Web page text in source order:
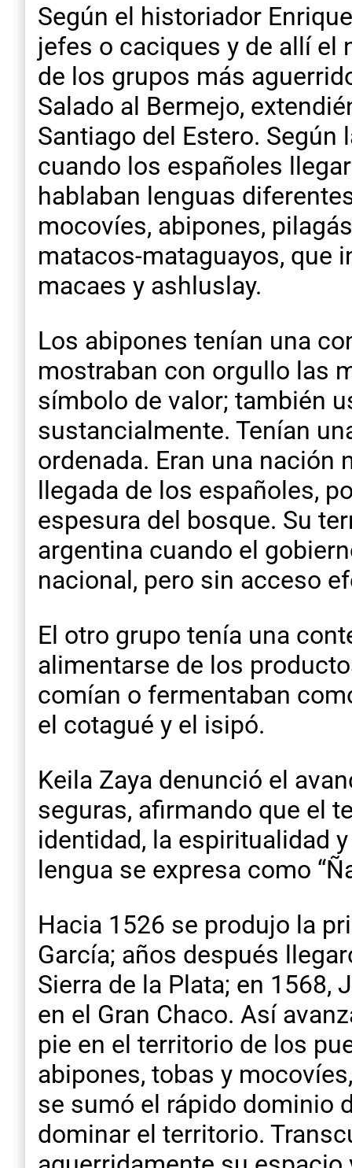
Según el historiador
jefes o caciques y de allí el
de los grupos más
Salado al Bermejo,
Santiago del Estero.
cuando los españoles
hablaban lenguas
mocovíes, abipones,
matacos-mataguayos, que
macaes y ashluslay.
Los abipones tenían una
mostraban con orgullo las
símbolo de valor; también
sustancialmente. Tenían
ordenada. Eran una nación
llegada de los españoles,
espesura del bosque. Su
argentina cuando el
nacional, pero sin acceso
El otro grupo tenía una
alimentarse de los
comían o fermentaban
el cotagué y el isipó.
Keila Zaya denunció el
seguras, afirmando que el
identidad, la espiritualidad
lengua se expresa como
Hacia 1526 se produjo la
García; años después
Sierra de la Plata; en 1568,
en el Gran Chaco. Así
pie en el territorio de los
abipones, tobas y
se sumó el rápido dominio
dominar el territorio.